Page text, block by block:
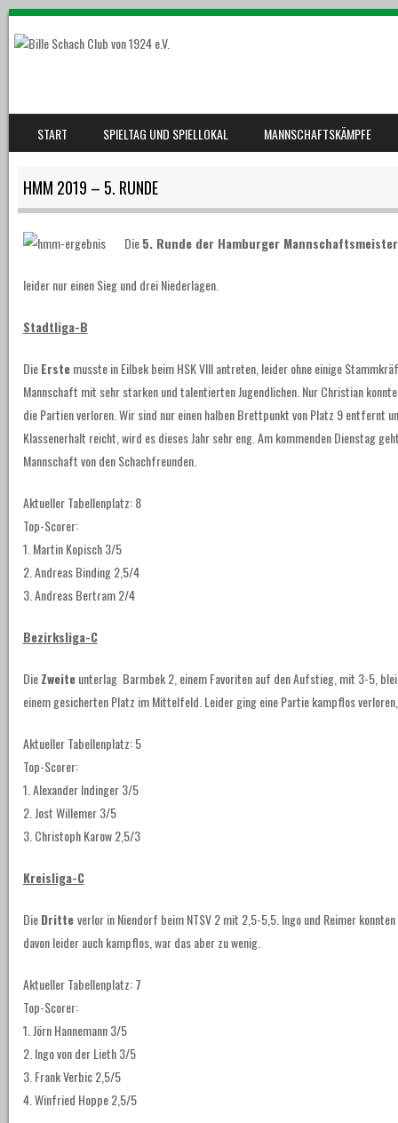
MENU
SKIP TO CONTENT
START SPIELTAG UND SPIELLOKAL MANNSCHAFTSKÄMPFE
HMM 2019 – 5. RUNDE
Die5. Runde der Hamburger
leider nur einen Sieg und drei Niederlagen.
Stadtliga-B
DieErstemusste in Eilbek beim HSK VIII antreten, leider ohne einige
Mannschaft mit sehr starken und talentierten Jugendlichen. Nur Christian
die Partien verloren. Wir sind nur einen halben Brettpunkt von Platz 9 entfernt
Klassenerhalt reicht, wird es dieses Jahr sehr eng. Am kommenden Dienstag
Mannschaft von den Schachfreunden.
Aktueller Tabellenplatz: 8
Top-Scorer:
1. Martin Kopisch 3/5
2. Andreas Binding 2,5/4
3. Andreas Bertram 2/4
Bezirksliga-C
DieZweiteunterlag Barmbek 2, einem Favoriten auf den Aufstieg, mit 3-5,
einem gesicherten Platz im Mittelfeld. Leider ging eine Partie kampflos
Aktueller Tabellenplatz: 5
Top-Scorer:
1. Alexander Indinger 3/5
2. Jost Willemer 3/5
3. Christoph Karow 2,5/3
Kreisliga-C
DieDritteverlor in Niendorf beim NTSV 2 mit 2,5-5,5. Ingo und Reimer
davon leider auch kampflos, war das aber zu wenig.
Aktueller Tabellenplatz: 7
Top-Scorer:
1. Jörn Hannemann 3/5
2. Ingo von der Lieth 3/5
3. Frank Verbic 2,5/5
4. Winfried Hoppe 2,5/5